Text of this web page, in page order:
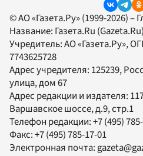
© АО «Газета.Ру» (1999-2026) –
Название: Газета.Ru (Gazeta.Ru)
Учредитель:АО «Газета.Ру»,
7743625728
Адрес учредителя: 125239,
улица, дом 67
Адрес редакции и издателя:
Варшавское шоссе, д.9, стр.1
Телефон редакции:+7 (495)
Факс:+7 (495) 785-17-01
Электронная почта: